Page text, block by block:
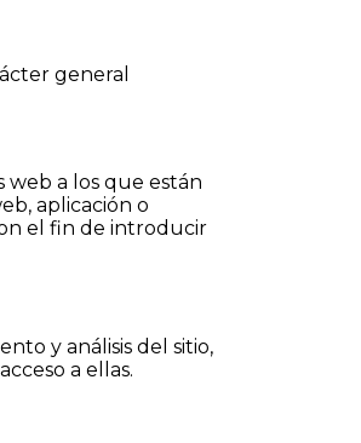
general
web a los que están
aplicación o
el fin de introducir
y análisis del sitio,
a ellas.